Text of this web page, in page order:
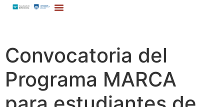
Convocatoria del
Programa MARCA